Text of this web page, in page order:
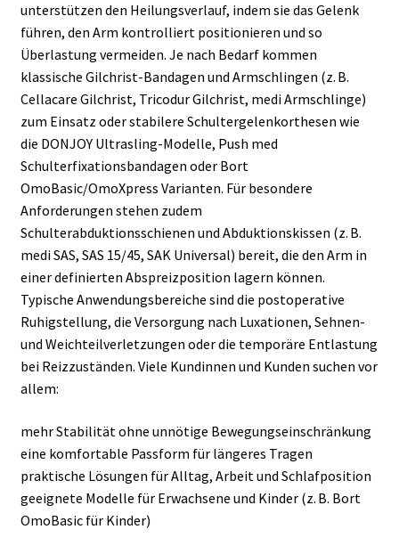
unterstützen den Heilungsverlauf, indem sie das Gelenk
führen, den Arm kontrolliert positionieren und so
Überlastung vermeiden. Je nach Bedarf kommen
klassische Gilchrist-Bandagen und Armschlingen (z. B.
Cellacare Gilchrist, Tricodur Gilchrist, medi Armschlinge)
zum Einsatz oder stabilere Schultergelenkorthesen wie
die DONJOY Ultrasling-Modelle, Push med
Schulterfixationsbandagen oder Bort
OmoBasic/OmoXpress Varianten. Für besondere
Anforderungen stehen zudem
Schulterabduktionsschienen und Abduktionskissen (z. B.
medi SAS, SAS 15/45, SAK Universal) bereit, die den Arm in
einer definierten Abspreizposition lagern können.
Typische Anwendungsbereiche sind die postoperative
Ruhigstellung, die Versorgung nach Luxationen, Sehnen-
und Weichteilverletzungen oder die temporäre Entlastung
bei Reizzuständen. Viele Kundinnen und Kunden suchen vor
allem:
mehr Stabilität ohne unnötige Bewegungseinschränkung
eine komfortable Passform für längeres Tragen
praktische Lösungen für Alltag, Arbeit und Schlafposition
geeignete Modelle für Erwachsene und Kinder (z. B. Bort
OmoBasic für Kinder)